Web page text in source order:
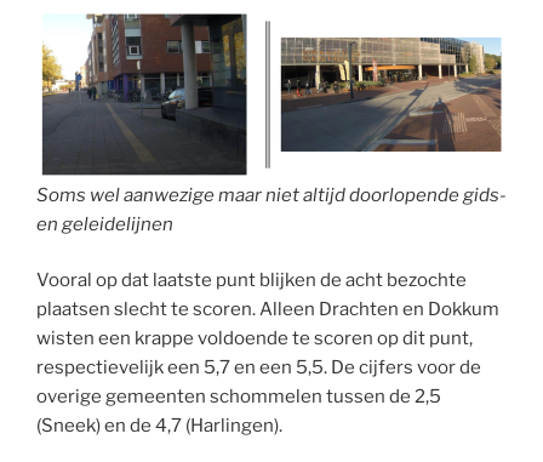
Soms wel aanwezige maar niet altijd doorlopende gids-
en geleidelijnen
Vooral op dat laatste punt blijken de acht bezochte
plaatsen slecht te scoren. Alleen Drachten en Dokkum
wisten een krappe voldoende te scoren op dit punt,
respectievelijk een 5,7 en een 5,5. De cijfers voor de
overige gemeenten schommelen tussen de 2,5
(Sneek) en de 4,7 (Harlingen).